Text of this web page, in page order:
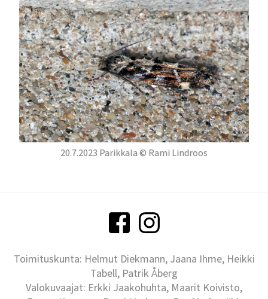
20.7.2023 Parikkala © Rami Lindroos
Toimituskunta: Helmut Diekmann, Jaana Ihme, Heikki
Tabell, Patrik Åberg
Valokuvaajat: Erkki Jaakohuhta, Maarit Koivisto,